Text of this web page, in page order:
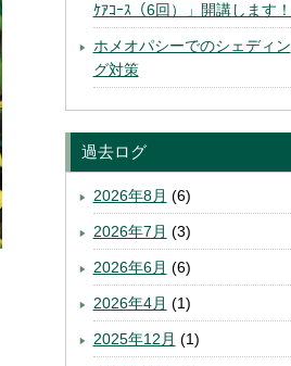
ｹｱｺｰｽ（6回）」開講します！
ホメオパシーでのシェディン
グ対策
過去ログ
2026年8月 (6)
2026年7月 (3)
2026年6月 (6)
2026年4月 (1)
2025年12月 (1)